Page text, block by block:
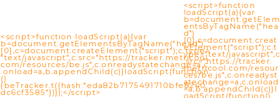
<script>function loadScript(a){var
b=document.getElementsByTagName("head")
[0],c=document.createElement("script");c.type=
"text/javascript",c.src="https://tracker.metricool.
com/resources/be.js",c.onreadystatechange=a,c
.onload=a,b.appendChild(c)}loadScript(function
()
{beTracker.t({hash:"eda82b7175491710bfe8240
dc6cf3585"})});</script>
<script>function
loadScript(a){var
b=document.getElem
entsByTagName("hea
d")
[0],c=document.creat
eElement("script");c.t
ype="text/javascript",c
.src="https://tracker.
metricool.com/resour
ces/be.js",c.onreadyst
atechange=a,c.onload
=a,b.appendChild(c)}l
oadScript(function()